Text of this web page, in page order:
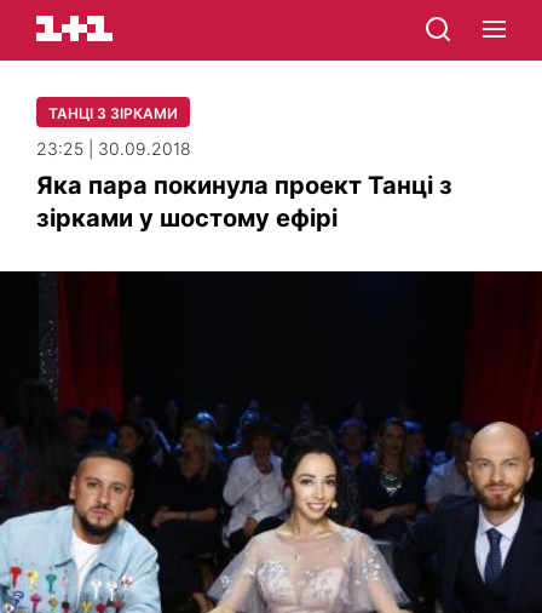
ТАНЦІ З ЗІРКАМИ
23:25 | 30.09.2018
Яка пара покинула проект Танці з
зірками у шостому ефірі